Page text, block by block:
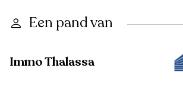
Een pand van
Immo Thalassa